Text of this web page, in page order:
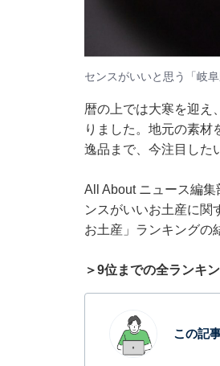
センスがいいと思う「岐
暦の上では大寒を迎え
りました。地元の素材
逸品まで、今注目した
All About ニュース編
ンスがいいお土産に関
お土産」ランキングの
＞9位までの全ランキ
この記